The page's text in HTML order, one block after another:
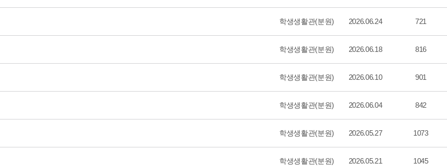
학생생활관(분원) 2026.06.24 721
학생생활관(분원) 2026.06.18 816
학생생활관(분원) 2026.06.10 901
학생생활관(분원) 2026.06.04 842
학생생활관(분원) 2026.05.27 1073
학생생활관(분원) 2026.05.21 1045